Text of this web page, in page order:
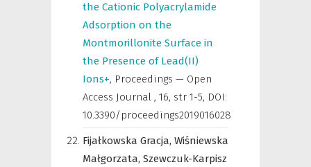
the Cationic Polyacrylamide
Adsorption on the
Montmorillonite Surface in
the Presence of Lead(II)
Ions+, Proceedings — Open
Access Journal , 16, str 1-5, DOI:
10.3390/proceedings2019016028
Fijałkowska Gracja, Wiśniewska
Małgorzata, Szewczuk-Karpisz